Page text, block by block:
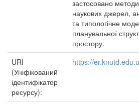
застосовано
наукових джерел,
та типологічне
планувальної
простору.
URI
(Уніфікований
ідентифікатор
ресурсу):
https://